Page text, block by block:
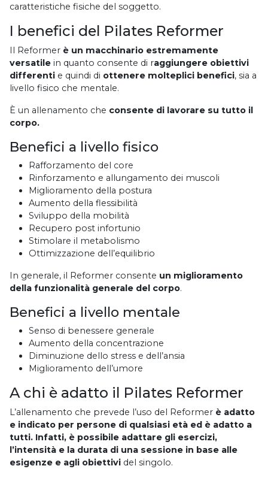
caratteristiche fisiche del soggetto.
I benefici del Pilates Reformer
Il Reformer è un macchinario estremamente
versatile in quanto consente di raggiungere obiettivi
differenti e quindi di ottenere molteplici benefici, sia a
livello fisico che mentale.
È un allenamento che consente di lavorare su tutto il
corpo.
Benefici a livello fisico
Rafforzamento del core
Rinforzamento e allungamento dei muscoli
Miglioramento della postura
Aumento della flessibilità
Sviluppo della mobilità
Recupero post infortunio
Stimolare il metabolismo
Ottimizzazione dell’equilibrio
In generale, il Reformer consente un miglioramento
della funzionalità generale del corpo.
Benefici a livello mentale
Senso di benessere generale
Aumento della concentrazione
Diminuzione dello stress e dell’ansia
Miglioramento dell’umore
A chi è adatto il Pilates Reformer
L’allenamento che prevede l’uso del Reformer è adatto
e indicato per persone di qualsiasi età ed è adatto a
tutti. Infatti, è possibile adattare gli esercizi,
l’intensità e la durata di una sessione in base alle
esigenze e agli obiettivi del singolo.